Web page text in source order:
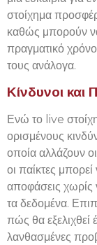
στοίχημα
καθώς μπορούν
πραγματικό
τους ανάλογα.
Κίνδυνοι
Ενώ το live
ορισμένους
οποία αλλάζουν
οι παίκτες
αποφάσεις χωρίς
τα δεδομένα.
πώς θα
λανθασμένες